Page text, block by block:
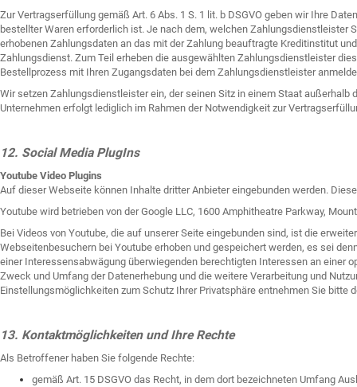
Zur Vertragserfüllung gemäß Art. 6 Abs. 1 S. 1 lit. b DSGVO geben wir Ihre
bestellter Waren erforderlich ist. Je nach dem, welchen Zahlungsdienstleister
erhobenen Zahlungsdaten an das mit der Zahlung beauftragte Kreditinstitut
Zahlungsdienst. Zum Teil erheben die ausgewählten Zahlungsdienstleister
Bestellprozess mit Ihren Zugangsdaten bei dem Zahlungsdienstleister
Wir setzen Zahlungsdienstleister ein, der seinen Sitz in einem Staat
Unternehmen erfolgt lediglich im Rahmen der Notwendigkeit zur
12. Social Media PlugIns
Youtube Video Plugins
Auf dieser Webseite können Inhalte dritter Anbieter eingebunden werden.
Youtube wird betrieben von der Google LLC, 1600 Amphitheatre Parkway,
Bei Videos von Youtube, die auf unserer Seite eingebunden sind, ist die
Webseitenbesuchern bei Youtube erhoben und gespeichert werden, es sei
einer Interessensabwägung überwiegenden berechtigten Interessen an einer
Zweck und Umfang der Datenerhebung und die weitere Verarbeitung und
Einstellungsmöglichkeiten zum Schutz Ihrer Privatsphäre entnehmen Sie bitte
13. Kontaktmöglichkeiten und Ihre Rechte
Als Betroffener haben Sie folgende Rechte:
gemäß Art. 15 DSGVO das Recht, in dem dort bezeichneten Umfang